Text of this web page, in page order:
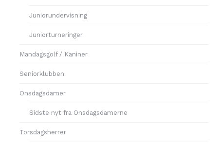
Juniorundervisning
Juniorturneringer
Mandagsgolf / Kaniner
Seniorklubben
Onsdagsdamer
Sidste nyt fra Onsdagsdamerne
Torsdagsherrer